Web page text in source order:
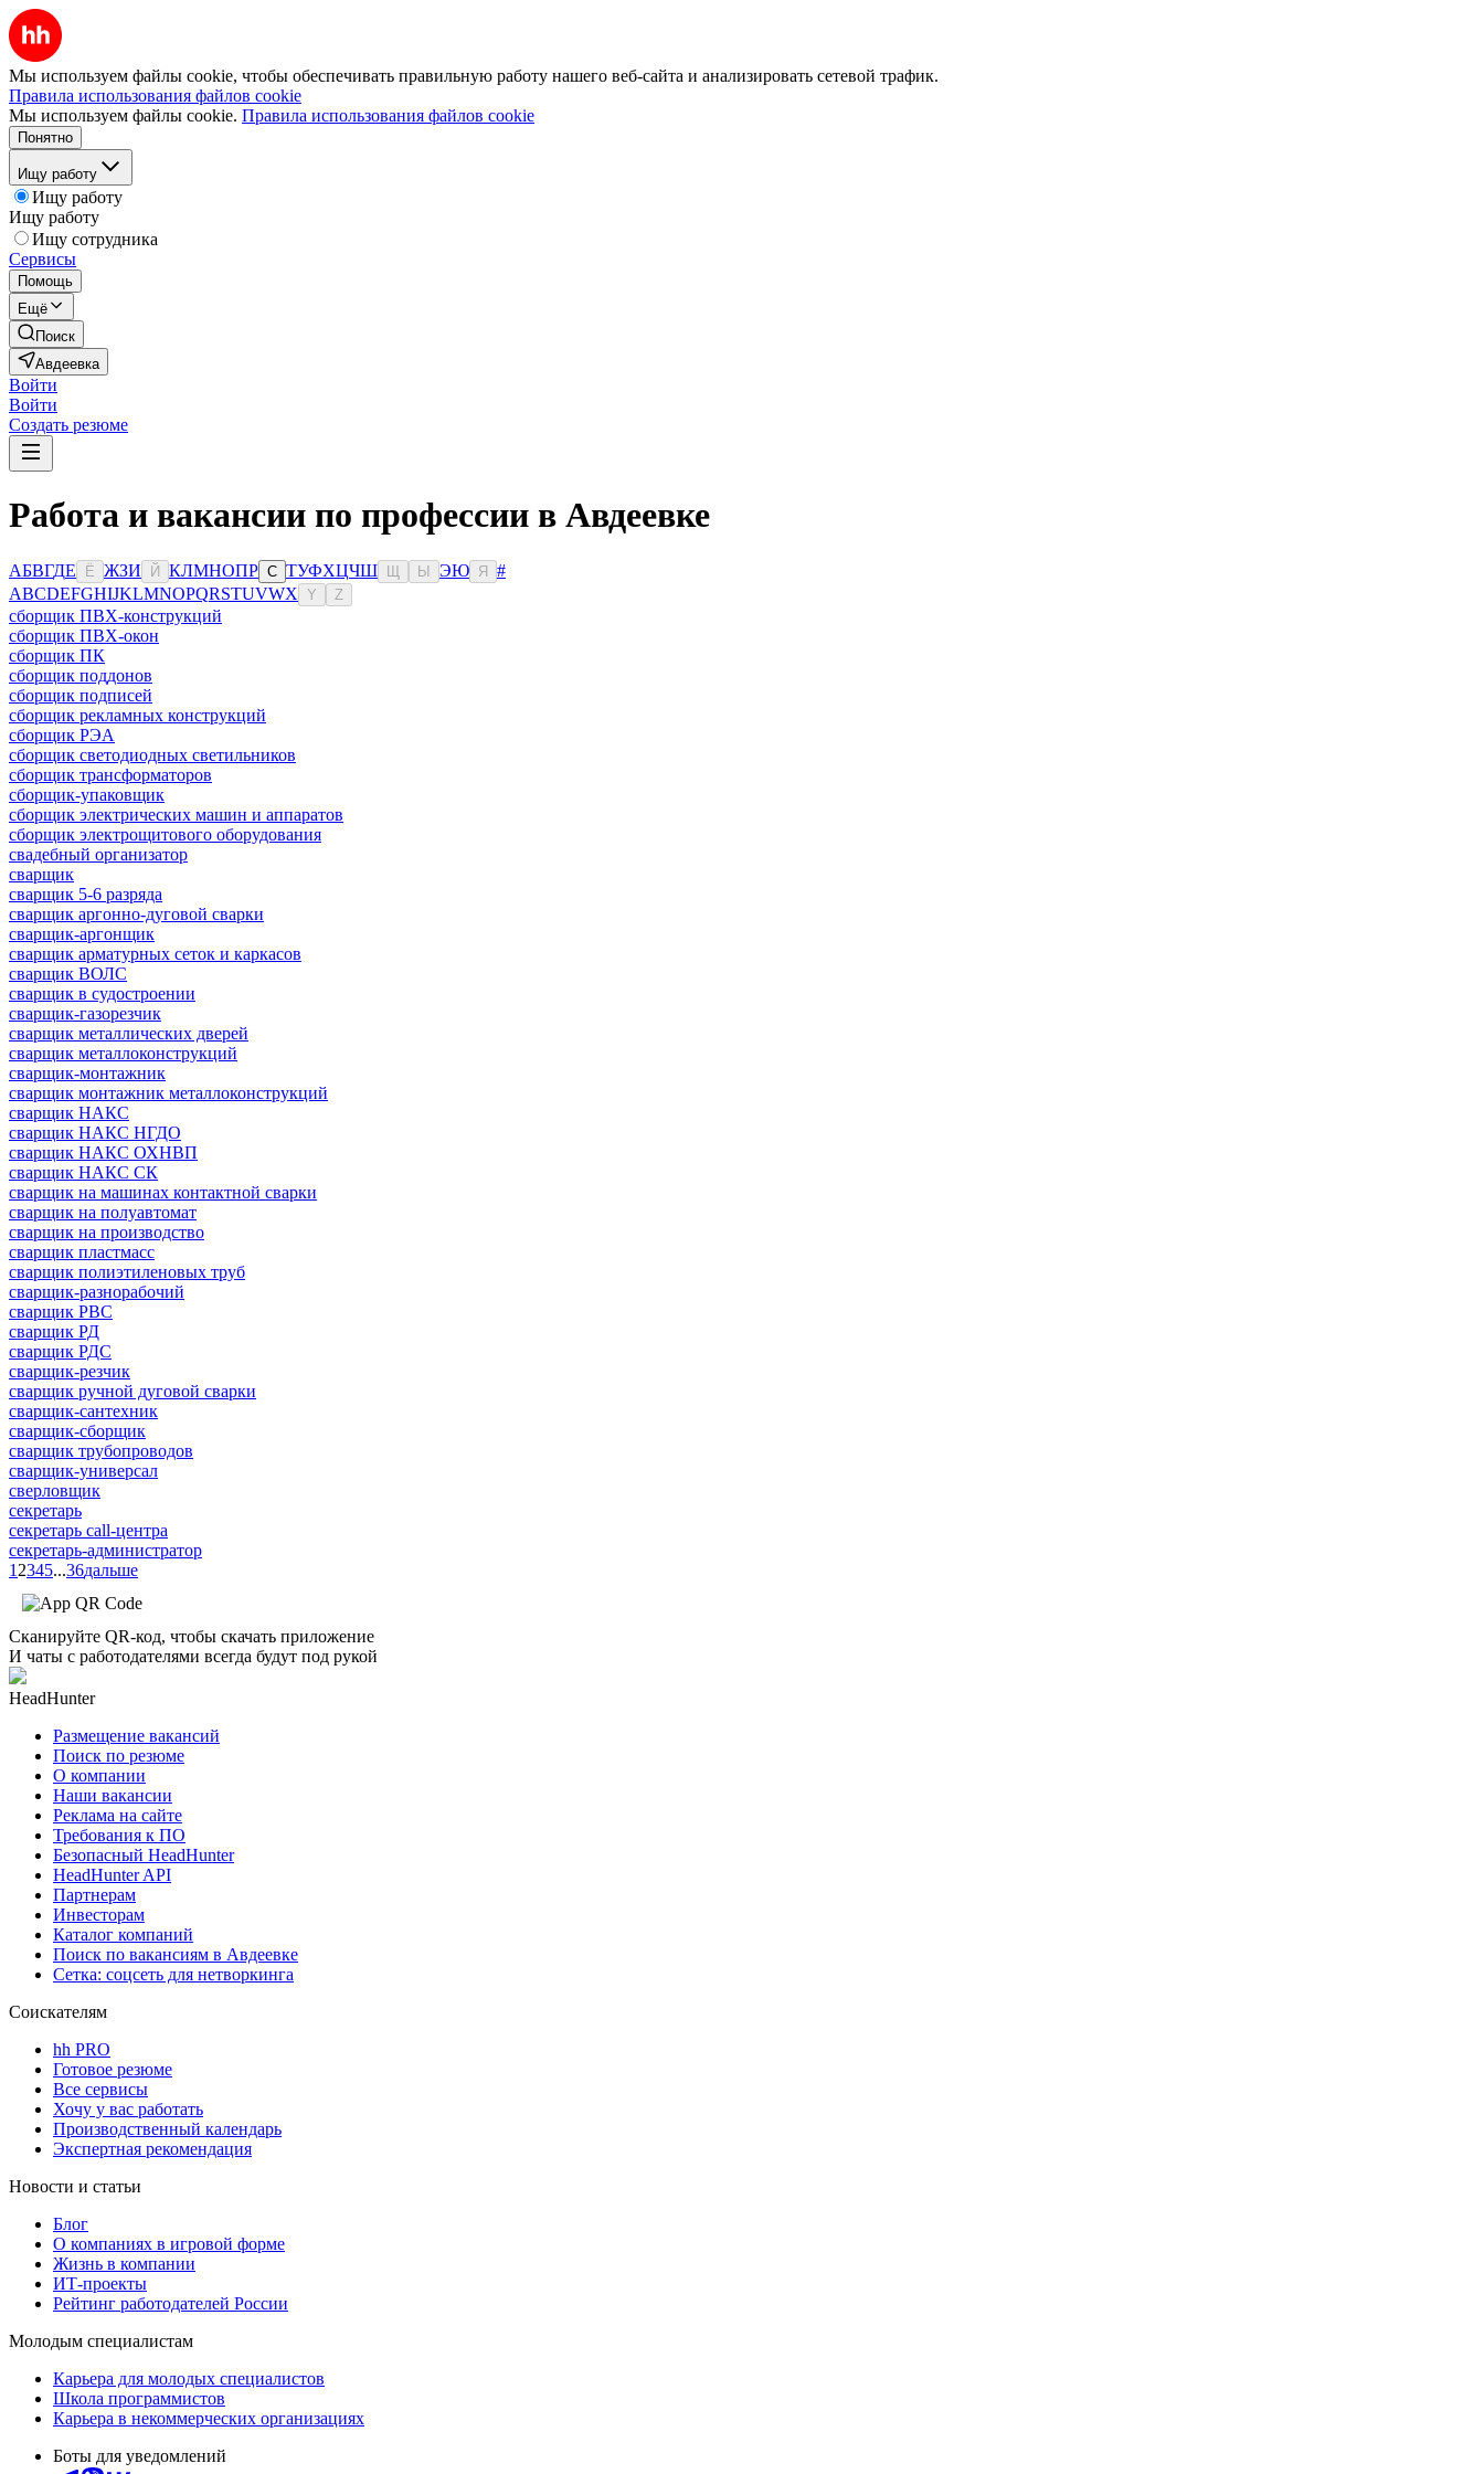
Мы используем файлы cookie, чтобы обеспечивать правильную работу нашего веб-сайта и анализировать сетевой трафик.
Правила использования файлов cookie
Мы используем файлы cookie. Правила использования файлов cookie
Понятно
Ищу работу
Ищу работу
Ищу работу
Ищу сотрудника
Сервисы
Помощь
Ещё
Поиск
Авдеевка
Войти
Войти
Создать резюме
Работа и вакансии по профессии в Авдеевке
АБВГДЕ Ё ЖЗИ Й КЛМНОПР С ТУФХЦЧШ Ы ЭЮ Я
#
ABCDEFGHIJKLMNOPQRSTUVWX Y Z
сборщик ПВХ-конструкций
сборщик ПВХ-окон
сборщик ПК
сборщик поддонов
сборщик подписей
сборщик рекламных конструкций
сборщик РЭА
сборщик светодиодных светильников
сборщик трансформаторов
сборщик-упаковщик
сборщик электрических машин и аппаратов
сборщик электрощитового оборудования
свадебный организатор
сварщик
сварщик 5-6 разряда
сварщик аргонно-дуговой сварки
сварщик-аргонщик
сварщик арматурных сеток и каркасов
сварщик ВОЛС
сварщик в судостроении
сварщик-газорезчик
сварщик металлических дверей
сварщик металлоконструкций
сварщик-монтажник
сварщик монтажник металлоконструкций
сварщик НАКС
сварщик НАКС НГДО
сварщик НАКС ОХНВП
сварщик НАКС СК
сварщик на машинах контактной сварки
сварщик на полуавтомат
сварщик на производство
сварщик пластмасс
сварщик полиэтиленовых труб
сварщик-разнорабочий
сварщик РВС
сварщик РД
сварщик РДС
сварщик-резчик
сварщик ручной дуговой сварки
сварщик-сантехник
сварщик-сборщик
сварщик трубопроводов
сварщик-универсал
сверловщик
секретарь
секретарь call-центра
секретарь-администратор
1 2345...36дальше
Сканируйте QR-код, чтобы скачать приложение
И чаты с работодателями всегда будут под рукой
HeadHunter
Размещение вакансий
Поиск по резюме
О компании
Наши вакансии
Реклама на сайте
Требования к ПО
Безопасный HeadHunter
HeadHunter API
Партнерам
Инвесторам
Каталог компаний
Поиск по вакансиям в Авдеевке
Сетка: соцсеть для нетворкинга
Соискателям
hh PRO
Готовое резюме
Все сервисы
Хочу у вас работать
Производственный календарь
Экспертная рекомендация
Новости и статьи
Блог
О компаниях в игровой форме
Жизнь в компании
ИТ-проекты
Рейтинг работодателей России
Молодым специалистам
Карьера для молодых специалистов
Школа программистов
Карьера в некоммерческих организациях
Боты для уведомлений